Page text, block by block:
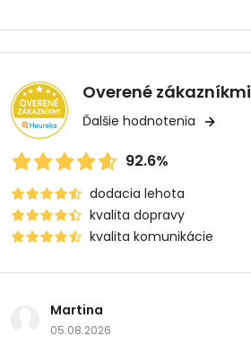
Overené zákazníkmi
Ďalšie hodnotenia
92.6%
dodacia lehota
kvalita dopravy
kvalita komunikácie
Martina
05.08.2026